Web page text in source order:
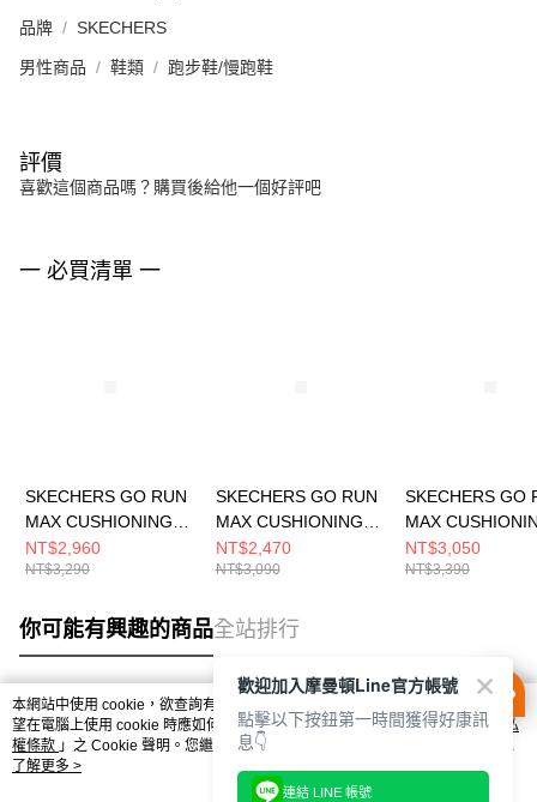
品牌 SKECHERS
男性商品 鞋類 跑步鞋/慢跑鞋
評價
喜歡這個商品嗎？購買後給他一個好評吧
一 必買清單 一
SKECHERS GO RUN
MAX CUSHIONING
ENDEAVOUR 女 跑步
鞋 129484BKW
NT$2,960
NT$3,290
SKECHERS GO RUN
MAX CUSHIONING
ENDEAVOUR 男 跑步
鞋 220613BKW
NT$2,470
NT$3,090
SKECHERS GO
MAX
ENDEAVOUR 女
鞋 129480WHT
NT$3,050
NT$3,390
你可能有興趣的商品全站排行
熱門標籤
本網站中使用 cookie，欲查詢有關本網站使用 cookie 方式之詳情，及若您不希
望在電腦上使用 cookie 時應如何變更電腦的 cookie 設定，請參閱本網站「
隱私
權條款 」之 Cookie 聲明。您繼續使用本網站即表示您同意本公司得按本網站使
用條款之 Cookie 聲明使用 cookie。
了解更多 >
歡迎加入摩曼頓Line官方帳號
點擊以下按鈕第一時間獲得好康訊
息👇
連結 LINE 帳號